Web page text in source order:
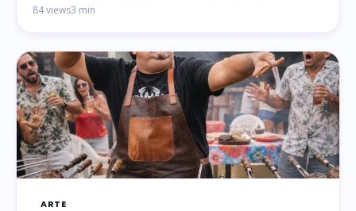
84 views3 min
ARTE